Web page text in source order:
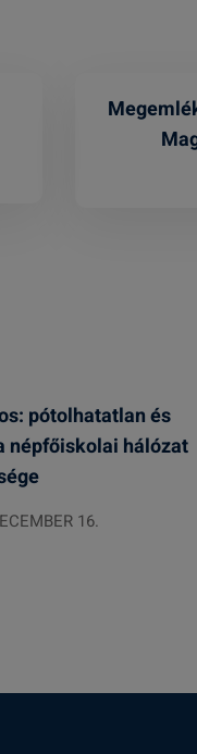
pótolhatatlan és
népfőiskolai hálózat
16.